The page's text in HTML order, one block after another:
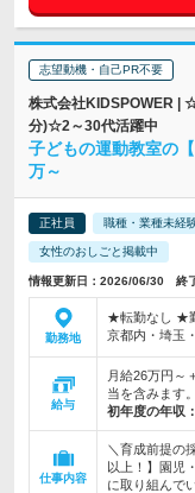
志望動機・自己PR不要
株式会社KIDSPOWER |
分)☆2～30代活躍中
子どもの運動教室の
万～
正社員 職種・業種未経
女性のおしごと掲載中
情報更新日：2026/06/30 終
勤務地
★転勤なし ★
京都内・埼玉
給与
月給26万円～
当を含みます
初年度の年収：
仕事内容
＼育成前提の
以上！】園児
に取り組んで